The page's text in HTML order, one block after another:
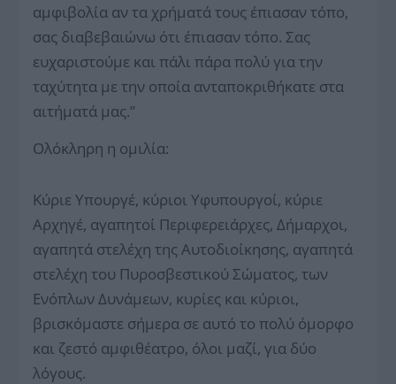
αμφιβολία αν τα χρήματά τους έπιασαν τόπο,
σας διαβεβαιώνω ότι έπιασαν τόπο. Σας
ευχαριστούμε και πάλι πάρα πολύ για την
ταχύτητα με την οποία ανταποκριθήκατε στα
αιτήματά μας.”
Ολόκληρη η ομιλία:
Κύριε Υπουργέ, κύριοι Υφυπουργοί, κύριε
Αρχηγέ, αγαπητοί Περιφερειάρχες, Δήμαρχοι,
αγαπητά στελέχη της Αυτοδιοίκησης, αγαπητά
στελέχη του Πυροσβεστικού Σώματος, των
Ενόπλων Δυνάμεων, κυρίες και κύριοι,
βρισκόμαστε σήμερα σε αυτό το πολύ όμορφο
και ζεστό αμφιθέατρο, όλοι μαζί, για δύο
λόγους.